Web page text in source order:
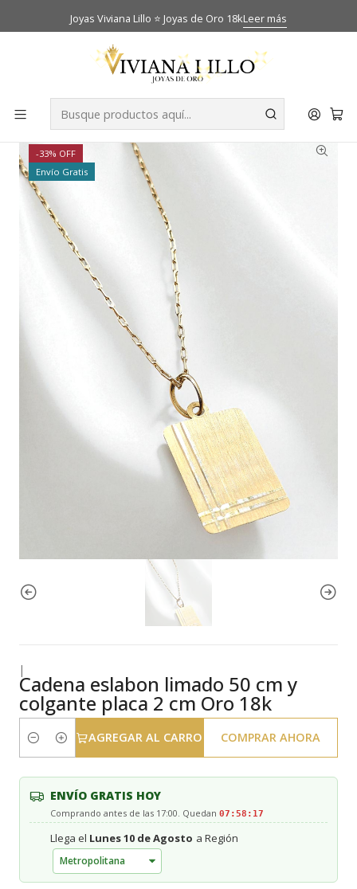
Joyas Viviana Lillo ⭐ Joyas de Oro 18kLeer más
Inicio Catálogo
Cadena eslabon limado 50 cm y colgante placa 2 cm Oro
-33% OFF
Envío Gratis
|
Cadena eslabon limado 50 cm y
colgante placa 2 cm Oro 18k
Cantidad
AGREGAR AL CARRO COMPRAR AHORA
ENVÍO GRATIS HOY
Comprando antes de las 17:00. Quedan 07:58:17
Llega el Lunes 10 de Agosto a Región